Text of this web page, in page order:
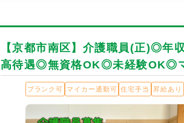
【京都市南区】介護職員(正)◎
高待遇◎無資格OK◎未経験OK◎
ブランク可 マイカー通勤可 住宅手当 昇給あり